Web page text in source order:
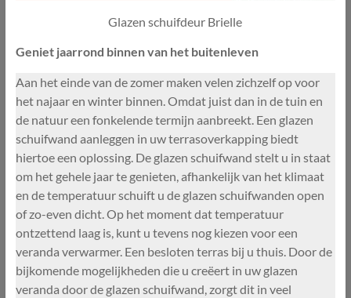
Glazen schuifdeur Brielle
Geniet jaarrond binnen van het buitenleven
Aan het einde van de zomer maken velen zichzelf op voor
het najaar en winter binnen. Omdat juist dan in de tuin en
de natuur een fonkelende termijn aanbreekt. Een glazen
schuifwand aanleggen in uw terrasoverkapping biedt
hiertoe een oplossing. De glazen schuifwand stelt u in staat
om het gehele jaar te genieten, afhankelijk van het klimaat
en de temperatuur schuift u de glazen schuifwanden open
of zo-even dicht. Op het moment dat temperatuur
ontzettend laag is, kunt u tevens nog kiezen voor een
veranda verwarmer. Een besloten terras bij u thuis. Door de
bijkomende mogelijkheden die u creëert in uw glazen
veranda door de glazen schuifwand, zorgt dit in veel